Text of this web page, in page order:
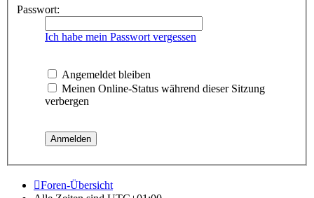
Passwort:
Ich habe mein Passwort vergessen
Angemeldet bleiben
Meinen Online-Status während dieser Sitzung
verbergen
Foren-Übersicht